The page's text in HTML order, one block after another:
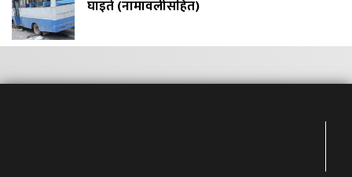
घाइते (नामावलीसहित)